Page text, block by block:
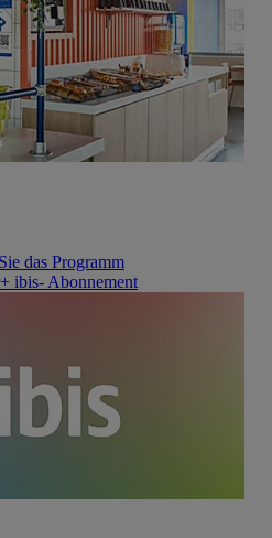
das Programm
ibis- Abonnement